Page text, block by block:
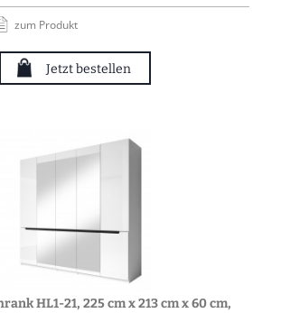
zum Produkt
Jetzt bestellen
HL1-21, 225 cm x 213 cm x 60 cm,